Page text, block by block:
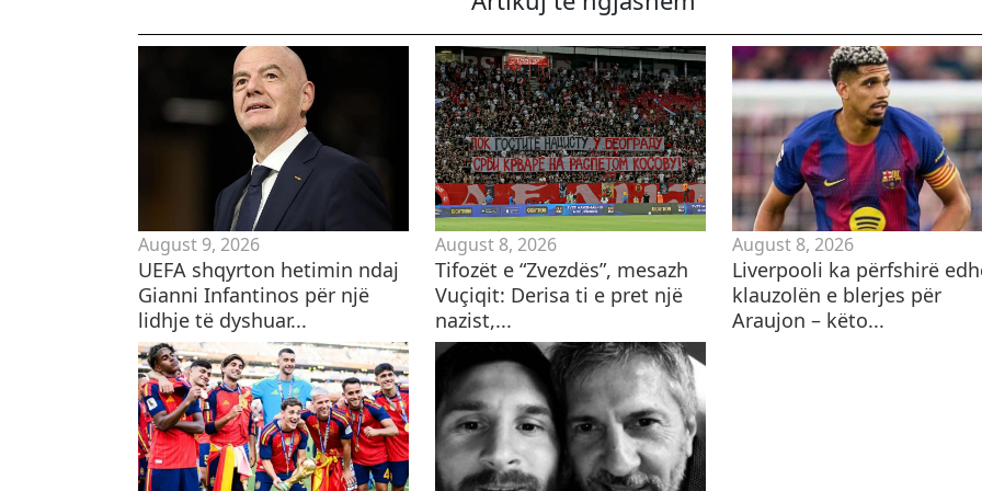
August 9, 2026
UEFA shqyrton hetimin ndaj
Gianni Infantinos për një
lidhje të dyshuar...
August 8, 2026
Tifozët e “Zvezdës”, mesazh
Vuçiqit: Derisa ti e pret një
nazist,...
August 8, 2026
Liverpooli ka përfshirë
klauzolën e blerjes për
Araujon – këto...